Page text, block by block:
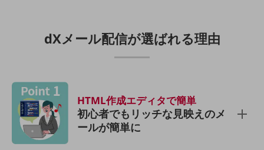
IoT向け回線料金
home5Gプラン
モバイルサービス
端末の一元管理
dXメール配信が選ばれる理由
HTML作成エディタで簡単
初心者でもリッチな見映えのメ
ールが簡単に